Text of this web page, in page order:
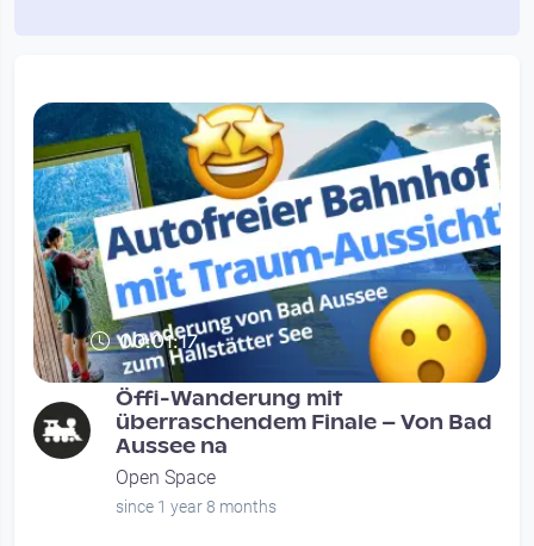
00:01:17
Öffi-Wanderung mit
überraschendem Finale – Von Bad
Aussee na
Open Space
since 1 year 8 months